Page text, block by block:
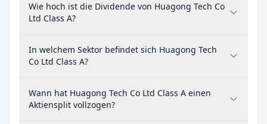
Wie hoch ist die Dividende von Huagong Tech Co
Ltd Class A?
In welchem Sektor befindet sich Huagong Tech
Co Ltd Class A?
Wann hat Huagong Tech Co Ltd Class A einen
Aktiensplit vollzogen?